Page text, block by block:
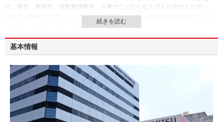
り、鈑金、車販売、自動車保険等、お車のことならなんでもお任せください。
当店では車検だけでなく、どんなお悩みでもベテランの整備士が対応いたしま
すので、お車のことならおまかせください。
おります。
ご満足いただける内容となっておりますので、是非この機会に当店にお越しく
ださい。
特典の詳細につきましては、当店スタッフにお気軽にお問い合わせください。
なお、輸入車およびハイブリッド車の車検の場合、別途費用が発生する場合
や、車種により承ることができない場合がございますので事前にご相談下さ
い。
基本情報